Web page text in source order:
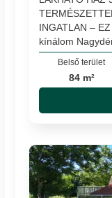
INGATLAN –
kínálom
Belső terület
84 m²